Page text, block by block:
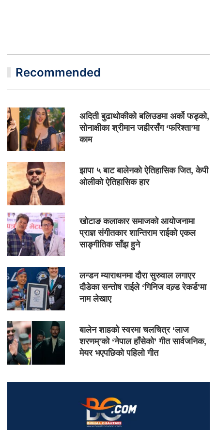
Recommended
अदिती बुढाथोकीको बलिउडमा अर्को फड्को,
सोनाक्षीका श्रीमान जहीरसँग ‘फरिश्ता’मा
काम
झापा ५ बाट बालेनको ऐतिहासिक जित, केपी
ओलीको ऐतिहासिक हार
खोटाङ कलाकार समाजको आयोजनामा
प्राज्ञ संगीतकार शान्तिराम राईको एकल
साङ्गीतिक साँझ हुने
लन्डन म्याराथनमा दौरा सुरुवाल लगाएर
दौडेका सन्तोष राईले ‘गिनिज वल्र्ड रेकर्ड’मा
नाम लेखाए
बालेन शाहको स्वरमा चलचित्र ‘लाज
शरणम्’को ‘नेपाल हाँसेको’ गीत सार्वजनिक,
मेयर भएपछिको पहिलो गीत